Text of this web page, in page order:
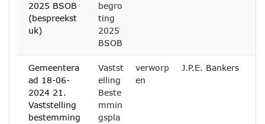
2025 BSOB
(bespreekst
uk)
begro
ting
2025
BSOB
Gemeentera
ad 18-06-
2024 21.
Vaststelling
bestemming
Vastst
elling
Beste
mmin
gspla
verworp
en
J.P.E. Bankers